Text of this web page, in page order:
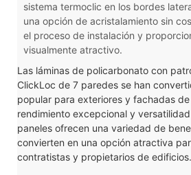
sistema termoclic en los bordes
una opción de acristalamiento sin
el proceso de instalación y
visualmente atractivo.
Las láminas de policarbonato con
ClickLoc de 7 paredes se han
popular para exteriores y fachadas
rendimiento excepcional y
paneles ofrecen una variedad de
convierten en una opción atractiva
contratistas y propietarios de edificios.